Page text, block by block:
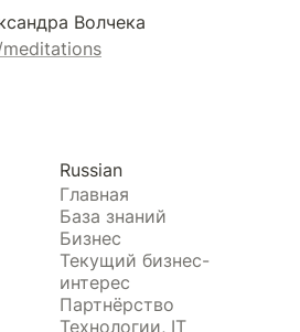
Russian
Главная
База знаний
Бизнес
Текущий бизнес-
интерес
Партнёрство
Технологии, IT